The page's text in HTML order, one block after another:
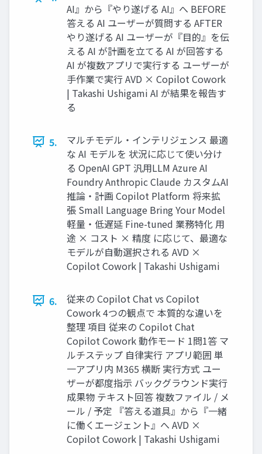
AI』から『やり遂げる AI』へ BEFORE
答える AI ユーザーが質問する AFTER
やり遂げる AI ユーザーが『目的』を伝
える AI が計画を立てる AI が回答する
AI が複数アプリで実行する ユーザーが
手作業で実行 AVD × Copilot Cowork
| Takashi Ushigami AI が結果を報告す
る
5.
マルチモデル・インテリジェンス 最適
な AI モデルを 状況に応じて使い分け
る OpenAI GPT 汎用LLM Azure AI
Foundry Anthropic Claude カスタムAI
推論・計画 Copilot Platform 将来拡
張 Small Language Bring Your Model
軽量・低遅延 Fine-tuned 業務特化 用
途 × コスト × 精度 に応じて、最適な
モデルが自動選択される AVD ×
Copilot Cowork | Takashi Ushigami
6.
従来の Copilot Chat vs Copilot
Cowork 4つの観点で 本質的な違いを
整理 項目 従来の Copilot Chat
Copilot Cowork 動作モード 1問1答 マ
ルチステップ 自律実行 アプリ範囲 単
一アプリ内 M365 横断 実行方式 ユー
ザーが都度指示 バックグラウンド実行
成果物 テキスト回答 複数ファイル / メ
ール / 予定 『答える道具』から『一緒
に働くエージェント』へ AVD ×
Copilot Cowork | Takashi Ushigami